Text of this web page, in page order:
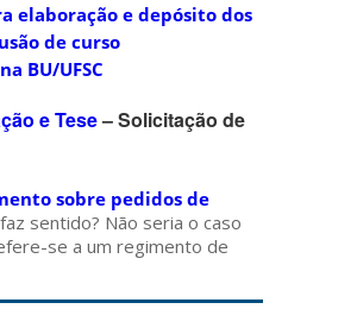
elaboração e depósito dos
de curso
BU/UFSC
e Tese– Solicitação de
sobre pedidos de
sentido? Não seria o caso
se a um regimento de